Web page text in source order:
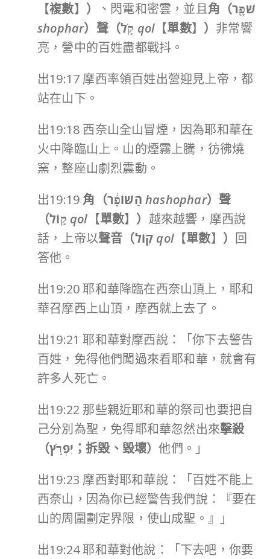
【複數】 ） 、閃電和密雲，並且角（שֹׁפָ֖ר
shophar）聲（קֹ֥ל qol 【單數】 ） 非常響
亮，營中的百姓盡都戰抖。
出19:17 摩西率領百姓出營迎見上帝，都
站在山下。
出19:18 西奈山全山冒煙，因為耶和華在
火中降臨山上。山的煙霧上騰，彷彿燒
窯，整座山劇烈震動。
出19:19角（הַשּׁוֹפָ֔ר hashophar）聲
（ק֣וֹל qol 【單數】 ） 越來越響，摩西說
話，上帝以聲音（קֽוֹל qol 【單數】 ） 回
答他。
出19:20 耶和華降臨在西奈山頂上，耶和
華召摩西上山頂，摩西就上去了。
出19:21 耶和華對摩西說：「你下去警告
百姓，免得他們闖過來看耶和華，就會有
許多人死亡。
出19:22 那些親近耶和華的祭司也要把自
己分別為聖，免得耶和華忽然出來擊殺
（יִפְרֹ֥ץ ；拆毀、毀壞）他們。」
出19:23 摩西對耶和華說：「百姓不能上
西奈山，因為你已經警告我們說：『要在
山的周圍劃定界限，使山成聖。』」
出19:24 耶和華對他說：「下去吧，你要